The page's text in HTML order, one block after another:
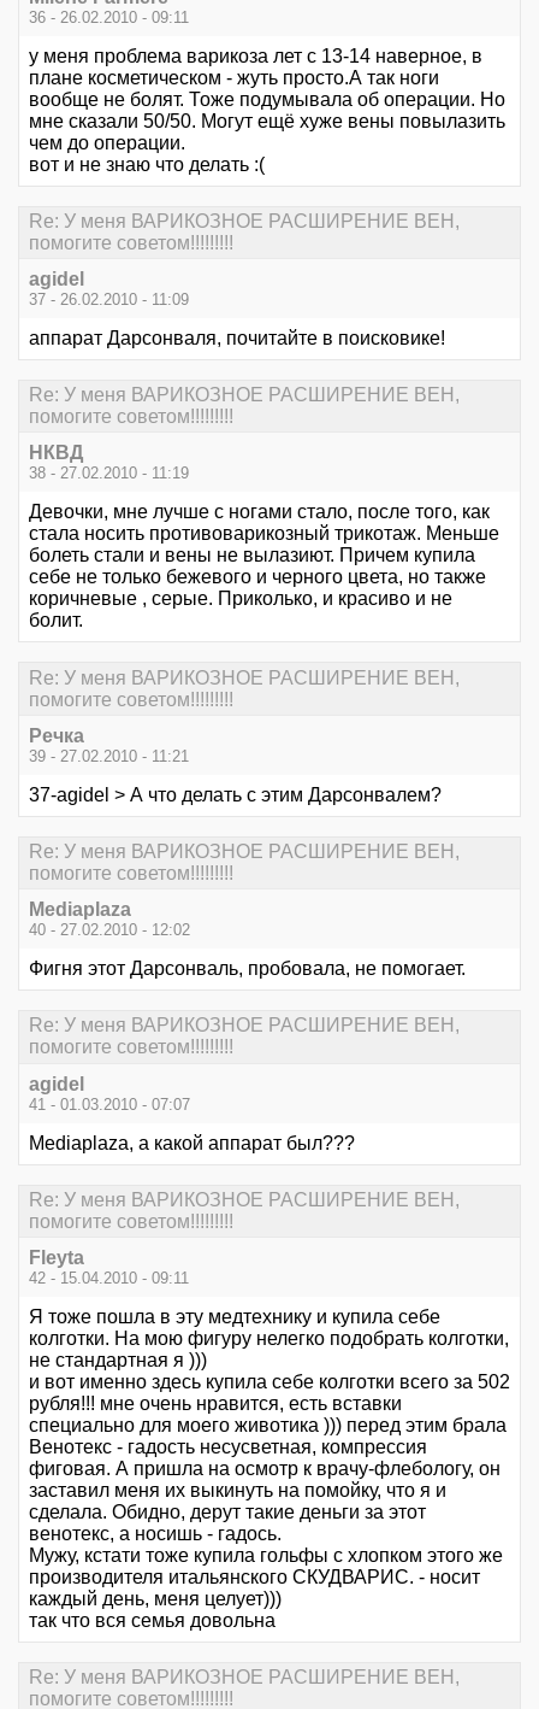
36 - 26.02.2010 - 09:11
у меня проблема варикоза лет с 13-14 наверное, в
плане косметическом - жуть просто.А так ноги
вообще не болят. Тоже подумывала об операции. Но
мне сказали 50/50. Могут ещё хуже вены повылазить
чем до операции.
вот и не знаю что делать :(
Re: У меня ВАРИКОЗНОЕ РАСШИРЕНИЕ ВЕН,
помогите советом!!!!!!!!!
agidel
37 - 26.02.2010 - 11:09
аппарат Дарсонваля, почитайте в поисковике!
Re: У меня ВАРИКОЗНОЕ РАСШИРЕНИЕ ВЕН,
помогите советом!!!!!!!!!
НКВД
38 - 27.02.2010 - 11:19
Девочки, мне лучше с ногами стало, после того, как
стала носить противоварикозный трикотаж. Меньше
болеть стали и вены не вылазиют. Причем купила
себе не только бежевого и черного цвета, но также
коричневые , серые. Приколько, и красиво и не
болит.
Re: У меня ВАРИКОЗНОЕ РАСШИРЕНИЕ ВЕН,
помогите советом!!!!!!!!!
Речка
39 - 27.02.2010 - 11:21
37-agidel > А что делать с этим Дарсонвалем?
Re: У меня ВАРИКОЗНОЕ РАСШИРЕНИЕ ВЕН,
помогите советом!!!!!!!!!
Mediaplaza
40 - 27.02.2010 - 12:02
Фигня этот Дарсонваль, пробовала, не помогает.
Re: У меня ВАРИКОЗНОЕ РАСШИРЕНИЕ ВЕН,
помогите советом!!!!!!!!!
agidel
41 - 01.03.2010 - 07:07
Mediaplaza, а какой аппарат был???
Re: У меня ВАРИКОЗНОЕ РАСШИРЕНИЕ ВЕН,
помогите советом!!!!!!!!!
Fleyta
42 - 15.04.2010 - 09:11
Я тоже пошла в эту медтехнику и купила себе
колготки. На мою фигуру нелегко подобрать колготки,
не стандартная я )))
и вот именно здесь купила себе колготки всего за 502
рубля!!! мне очень нравится, есть вставки
специально для моего животика ))) перед этим брала
Венотекс - гадость несусветная, компрессия
фиговая. А пришла на осмотр к врачу-флебологу, он
заставил меня их выкинуть на помойку, что я и
сделала. Обидно, дерут такие деньги за этот
венотекс, а носишь - гадось.
Мужу, кстати тоже купила гольфы с хлопком этого же
производителя итальянского СКУДВАРИС. - носит
каждый день, меня целует)))
так что вся семья довольна
Re: У меня ВАРИКОЗНОЕ РАСШИРЕНИЕ ВЕН,
помогите советом!!!!!!!!!